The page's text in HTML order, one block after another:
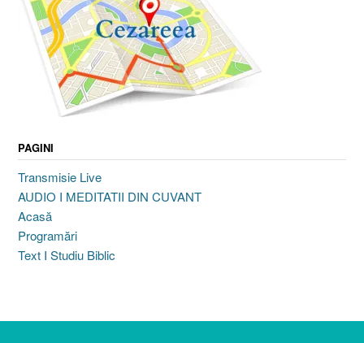
PAGINI
Transmisie Live
AUDIO I MEDITATII DIN CUVANT
Acasă
Programări
Text I Studiu Biblic